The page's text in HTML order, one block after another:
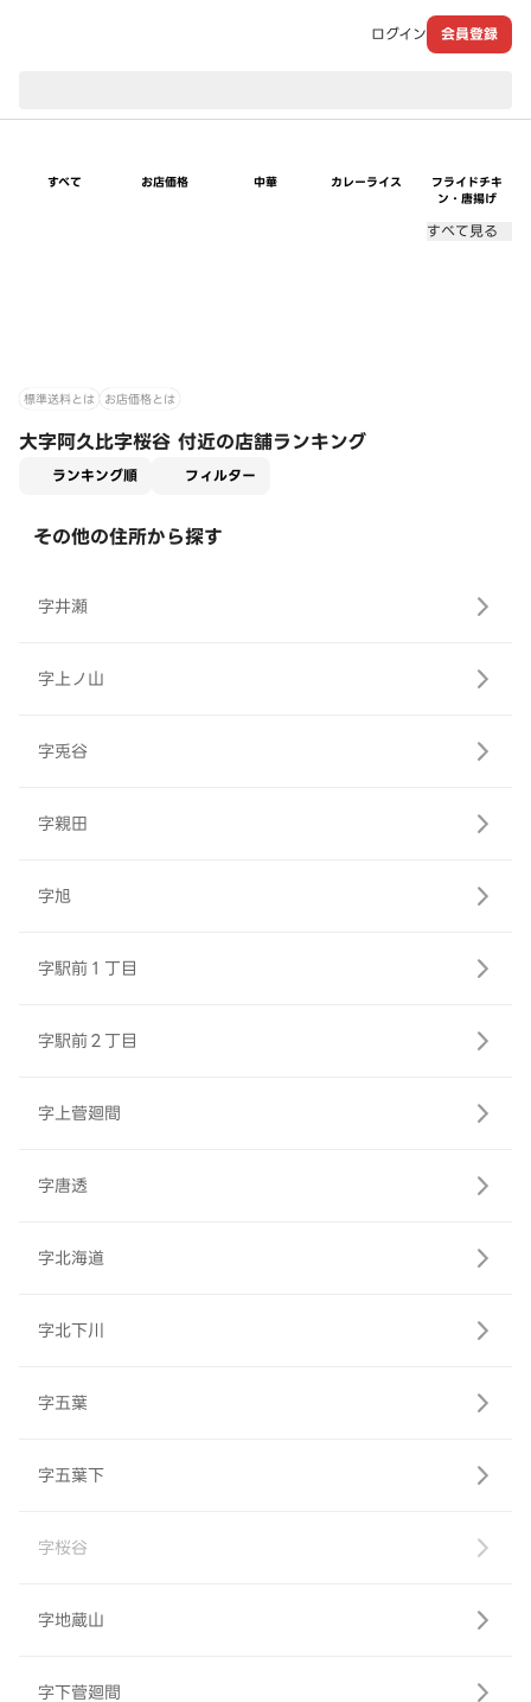
ログイン 会員登録
すべて お店価格 中華 カレーライス
フライドチキ
ン・唐揚げ
すべて見る
標準送料とは お店価格とは
大字阿久比字桜谷 付近の店舗ランキング
ランキング順 フィルター
その他の住所から探す
字井瀬
字上ノ山
字兎谷
字親田
字旭
字駅前１丁目
字駅前２丁目
字上菅廻間
字唐透
字北海道
字北下川
字五葉
字五葉下
字桜谷
字地蔵山
字下菅廻間